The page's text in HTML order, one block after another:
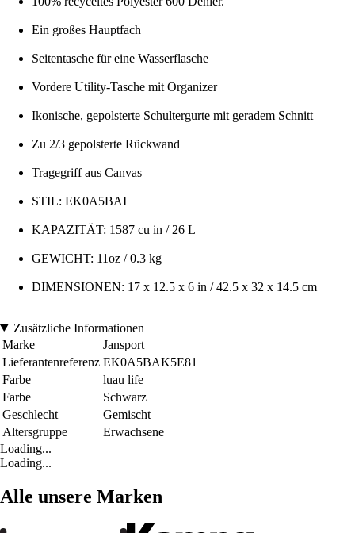
Ein großes Hauptfach
Seitentasche für eine Wasserflasche
Vordere Utility-Tasche mit Organizer
Ikonische, gepolsterte Schultergurte mit geradem Schnitt
Zu 2/3 gepolsterte Rückwand
Tragegriff aus Canvas
STIL: EK0A5BAI
KAPAZITÄT: 1587 cu in / 26 L
GEWICHT: 11oz / 0.3 kg
DIMENSIONEN: 17 x 12.5 x 6 in / 42.5 x 32 x 14.5 cm
Zusätzliche Informationen
Marke
Jansport
Lieferantenreferenz EK0A5BAK5E81
Farbe
luau life
Farbe
Schwarz
Geschlecht
Gemischt
Altersgruppe
Erwachsene
Loading...
Loading...
Alle unsere Marken